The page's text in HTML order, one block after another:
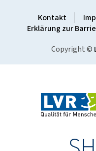
Kontakt
Erklärung zur
Copyright ©